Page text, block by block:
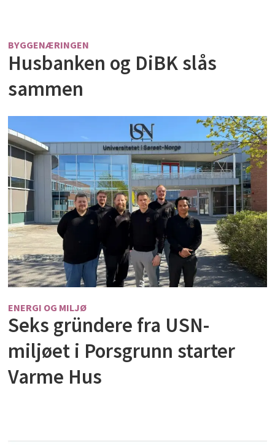
BYGGENÆRINGEN
Husbanken og DiBK slås
sammen
ENERGI OG MILJØ
Seks gründere fra USN-
miljøet i Porsgrunn starter
Varme Hus